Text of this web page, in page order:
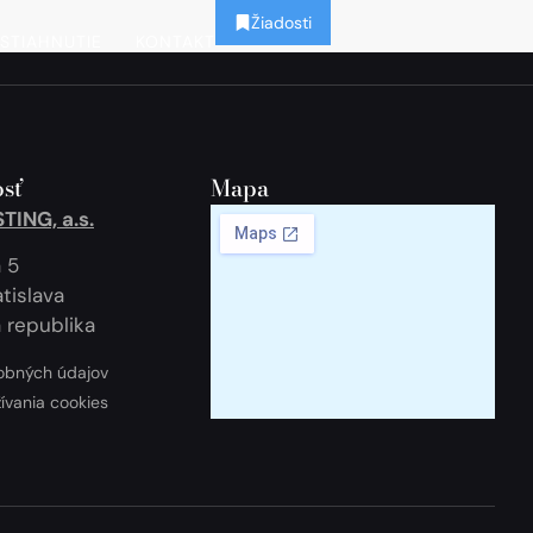
Žiadosti
a.s.
5
republika
údajov
cookies
Mapa